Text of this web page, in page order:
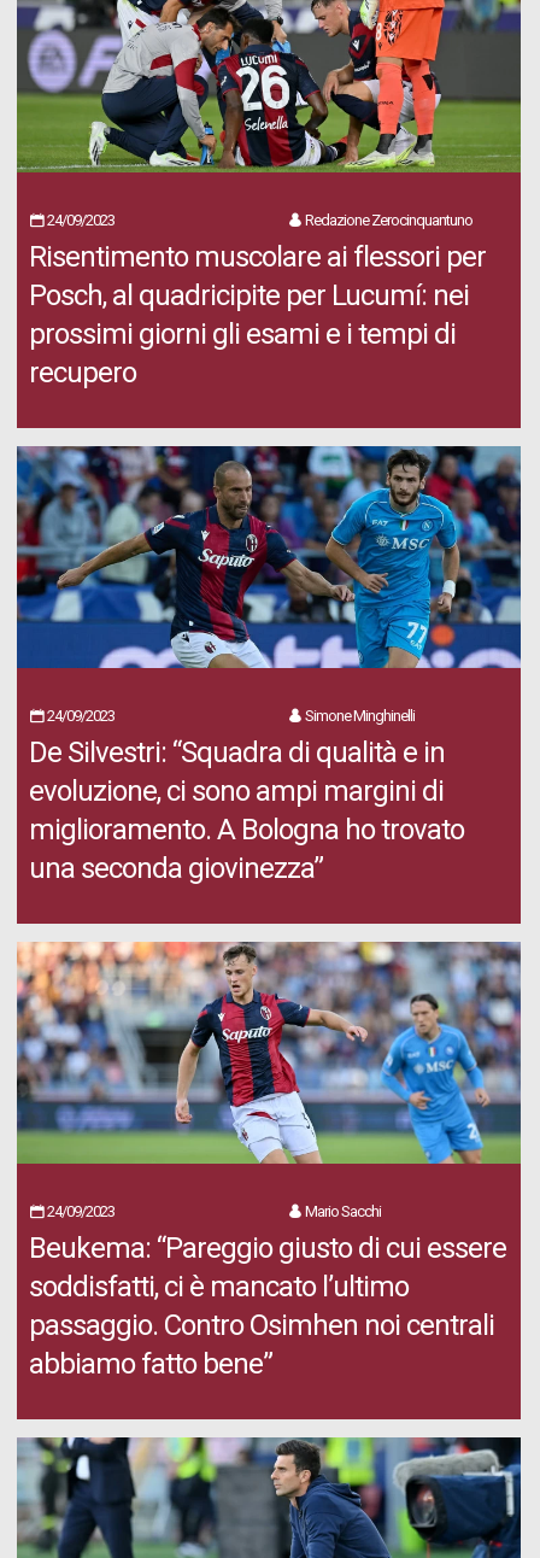
24/09/2023 Redazione Zerocinquantuno
Risentimento muscolare ai flessori per
Posch, al quadricipite per Lucumí: nei
prossimi giorni gli esami e i tempi di
recupero
24/09/2023 Simone Minghinelli
De Silvestri: “Squadra di qualità e in
evoluzione, ci sono ampi margini di
miglioramento. A Bologna ho trovato
una seconda giovinezza”
24/09/2023 Mario Sacchi
Beukema: “Pareggio giusto di cui essere
soddisfatti, ci è mancato l’ultimo
passaggio. Contro Osimhen noi centrali
abbiamo fatto bene”